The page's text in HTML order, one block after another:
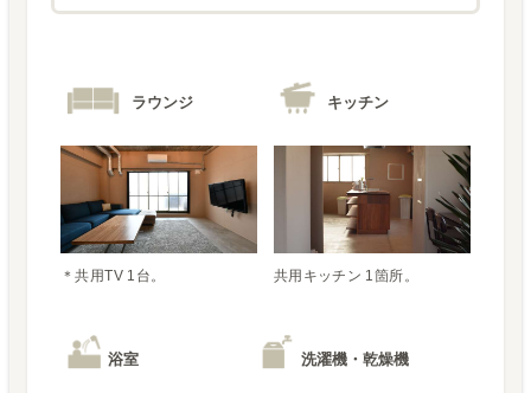
ラウンジ
＊共用TV 1台。
キッチン
共用キッチン 1箇所。
浴室 洗濯機・乾燥機